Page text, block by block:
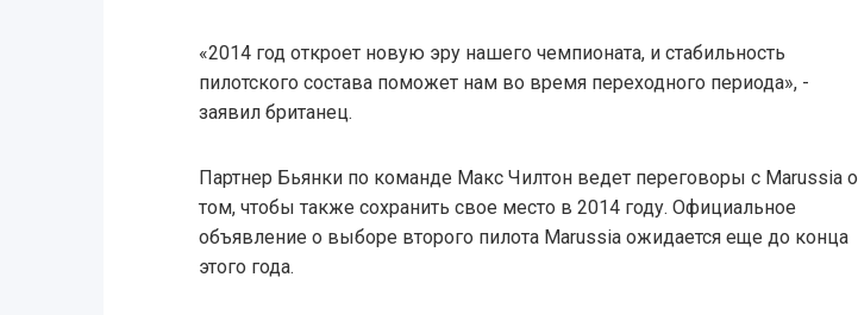
«2014 год откроет новую эру нашего чемпионата, и стабильность
пилотского состава поможет нам во время переходного периода», -
заявил британец.
Партнер Бьянки по команде Макс Чилтон ведет переговоры с Marussia о
том, чтобы также сохранить свое место в 2014 году. Официальное
объявление о выборе второго пилота Marussia ожидается еще до конца
этого года.